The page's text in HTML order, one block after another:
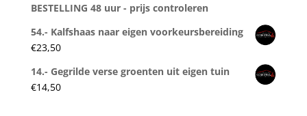
BESTELLING 48 uur - prijs controleren
54.- Kalfshaas naar eigen voorkeursbereiding
€23,50
14.- Gegrilde verse groenten uit eigen tuin
€14,50